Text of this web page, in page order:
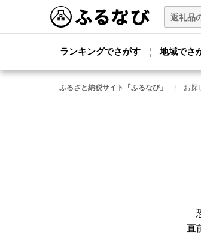
ランキングでさがす 地域でさ
ふるさと納税サイト「ふるなび」 お探
直